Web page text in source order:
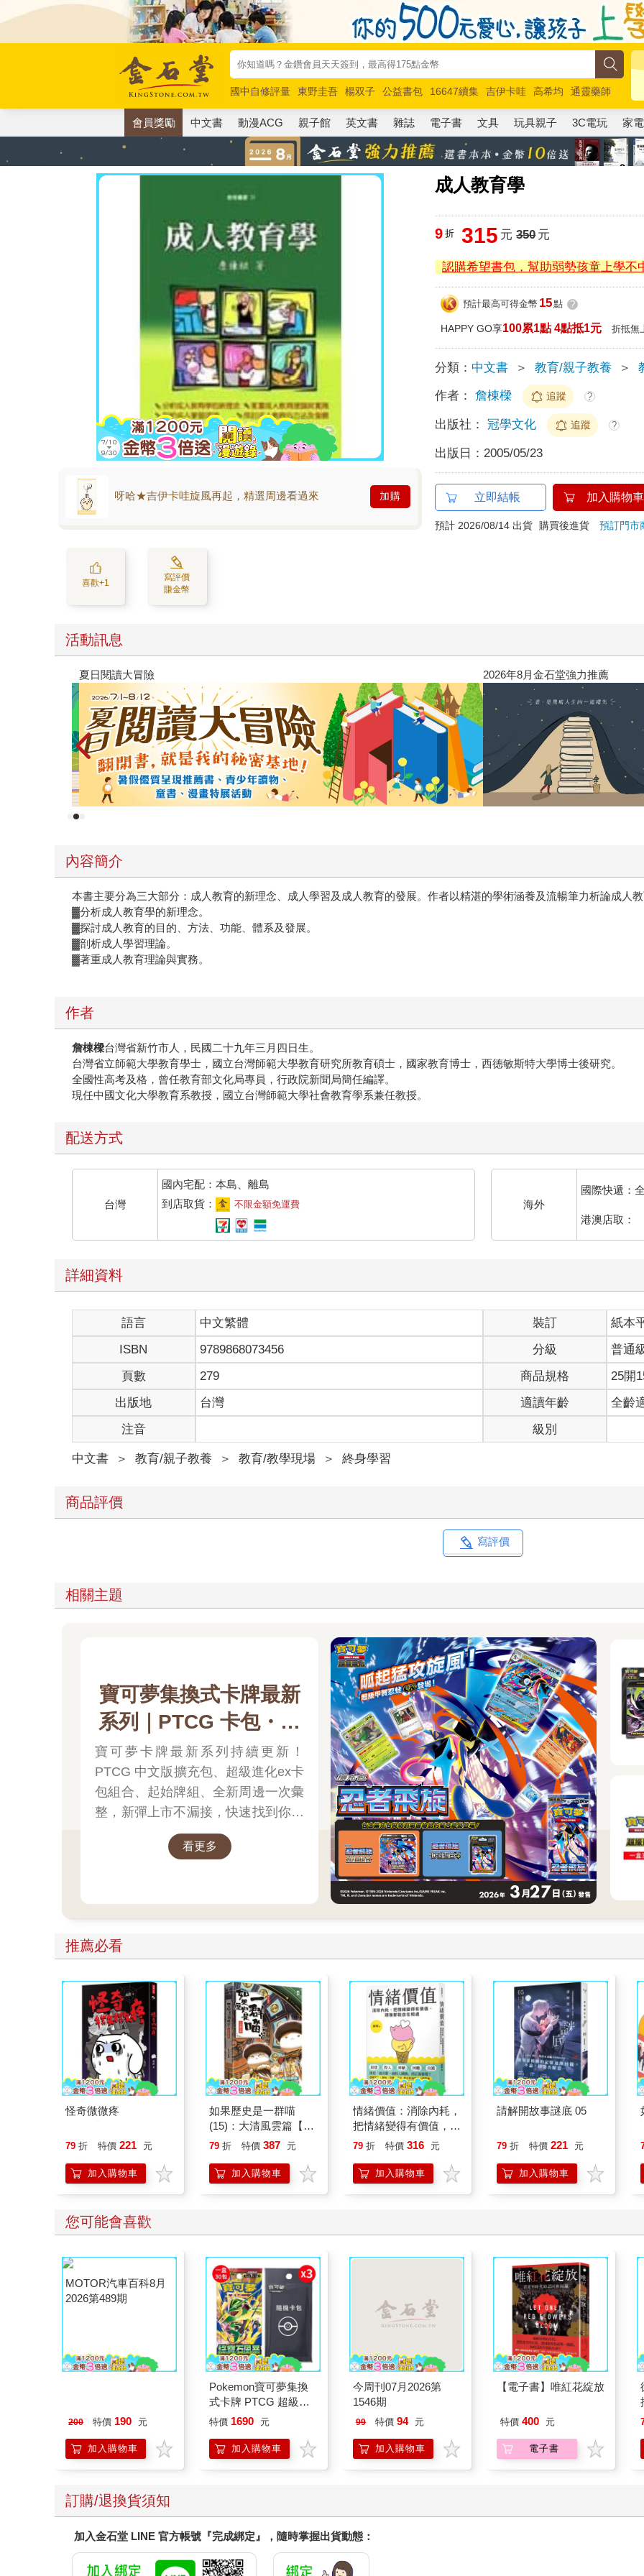
國中自修評量 東野圭吾 楊双子 公益書包 16647續集 吉伊卡哇 高希均
通靈藥師
唯紅花綻放
奧德賽 路邊攤新作 馬斯克 玩具總動員5 超慢跑
會員獎勵 中文書 動漫ACG 親子館 英文書 雜誌 電子書 文具 玩具親子 3C電玩 家電
成人教育學
呀哈★吉伊卡哇旋風再起，精選周邊看過來 加購
喜歡+1
寫評價
賺金幣
9 折 315 元 350元
認購希望書包，幫助弱勢孩童上學不
預計最高可得金幣 15點 ?
HAPPY GO享100累1點 4點抵1元 折抵無
分類： 中文書 ＞ 教育/親子教養 ＞
作者： 詹棟樑 追蹤 ?
出版社： 冠學文化 追蹤 ?
出版日： 2005/05/23
立即結帳 加入購物車
預計 2026/08/14 出貨 購買後進貨預訂門市
活動訊息
內容簡介
本書主要分為三大部分：成人教育的新理念、成人學習及成人教育的發展。作者以精湛的學術涵養及流暢筆力析論成人
▓分析成人教育學的新理念。
▓探討成人教育的目的、方法、功能、體系及發展。
▓剖析成人學習理論。
▓著重成人教育理論與實務。
作者
詹棟樑台灣省新竹市人，民國二十九年三月四日生。
台灣省立師範大學教育學士，國立台灣師範大學教育研究所教育碩士，國家教育博士，西德敏斯特大學博士後研究。
全國性高考及格，曾任教育部文化局專員，行政院新聞局簡任編譯。
現任中國文化大學教育系教授，國立台灣師範大學社會教育學系兼任教授。
配送方式
台灣
國內宅配：本島、離島
到店取貨：
不限金額免運費 海外
國際快遞：
港澳店取：
詳細資料
語言 中文繁體 裝訂
紙本
ISBN
9789868073456 分級
普通
頁數
279 商品規格
25開
出版地
台灣 適讀年齡
全齡
注音
級別
中文書 ＞ 教育/親子教養 ＞ 教育/教學現場 ＞ 終身學習
商品評價
寫評價
相關主題
寶可夢集換式卡牌最新
系列｜PTCG 卡包・擴
充包・起始牌組．最新
卡牌＆組合一次看
寶可夢卡牌最新系列持續更新！
PTCG 中文版擴充包、超級進化ex卡
包組合、起始牌組、全新周邊一次彙
整，新彈上市不漏接，快速找到你要
的寶可夢卡牌！
看更多
推薦必看
怪奇微微疼
79 折 特價 221 元
加入購物車
如果歷史是一群喵
(15)：大清風雲篇【萌
貓漫畫學歷史】
79 折 特價 387 元
加入購物車
情緒價值：消除內耗，
把情緒變得有價值，跟
誰都能自在相處
79 折 特價 316 元
加入購物車
請解開故事謎底 05
79 折 特價 221 元
加入購物車
您可能會喜歡
200 特價 190 元
加入購物車
Pokemon寶可夢集換
式卡牌 PTCG 超級進
化 擴充包 綠寶石風暴
特價 1690 元
加入購物車
今周刊07月2026第
1546期
99 特價 94 元
加入購物車
【電子書】唯紅花綻放
特價 400 元
電子書
訂購/退換貨須知
加入金石堂 LINE 官方帳號『完成綁定』，隨時掌握出貨動態：